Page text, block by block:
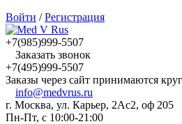
Войти /Регистрация
+7(985)999-5507
Заказать звонок
+7(495)999-5507
Заказы через сайт принимаются
info@medvrus.ru
г. Москва, ул. Карьер, 2Ас2, оф 205
Пн-Пт, с 10:00-21:00